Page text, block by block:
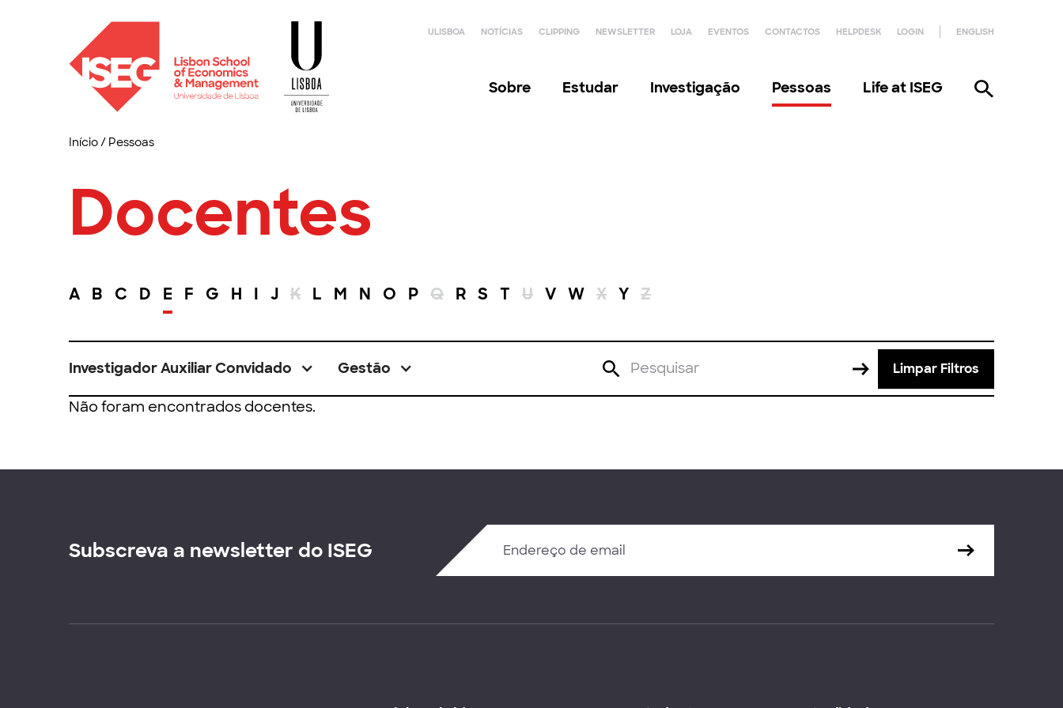
ULISBOA NOTÍCIAS CLIPPING NEWSLETTER LOJA EVENTOS CONTACTOS HELPDESK LOGIN ENGLISH
Sobre Estudar Investigação Pessoas Life at ISEG
Início/ Pessoas
Docentes
A B C D E F G H I J K L M N O P Q R S T U V W X Y Z
Investigador Auxiliar Convidado Gestão Limpar Filtros
Não foram encontrados docentes.
Subscreva a newsletter do ISEG